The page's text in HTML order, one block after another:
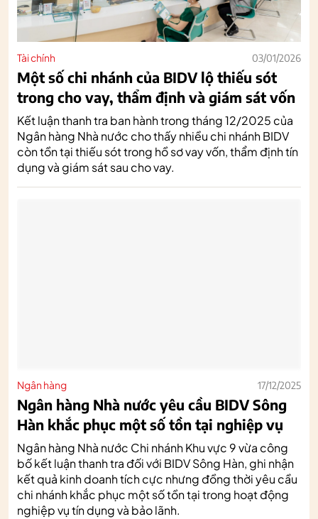
Tài chính 03/01/2026
Một số chi nhánh của BIDV lộ thiếu sót
trong cho vay, thẩm định và giám sát vốn
Kết luận thanh tra ban hành trong tháng 12/2025 của
Ngân hàng Nhà nước cho thấy nhiều chi nhánh BIDV
còn tồn tại thiếu sót trong hồ sơ vay vốn, thẩm định tín
dụng và giám sát sau cho vay.
Ngân hàng 17/12/2025
Ngân hàng Nhà nước yêu cầu BIDV Sông
Hàn khắc phục một số tồn tại nghiệp vụ
Ngân hàng Nhà nước Chi nhánh Khu vực 9 vừa công
bố kết luận thanh tra đối với BIDV Sông Hàn, ghi nhận
kết quả kinh doanh tích cực nhưng đồng thời yêu cầu
chi nhánh khắc phục một số tồn tại trong hoạt động
nghiệp vụ tín dụng và bảo lãnh.